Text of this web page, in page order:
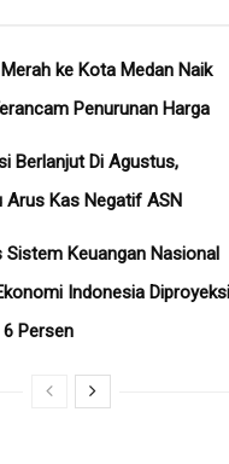
ke Kota Medan Naik
Penurunan Harga
Berlanjut Di Agustus,
Arus Kas Negatif ASN
Sistem Keuangan Nasional
Indonesia Diproyeksi
Persen